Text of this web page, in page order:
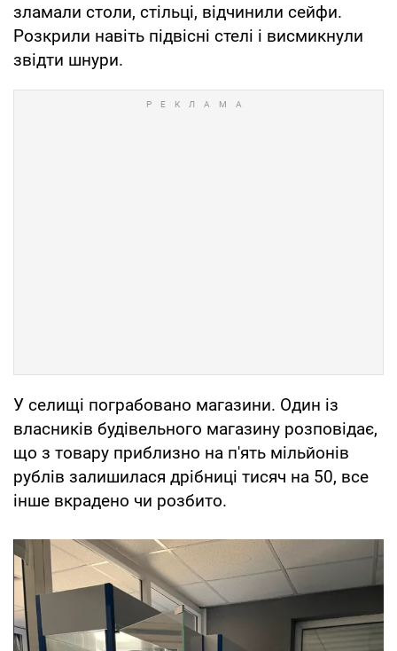
зламали столи, стільці, відчинили сейфи.
Розкрили навіть підвісні стелі і висмикнули
звідти шнури.
У селищі пограбовано магазини. Один із
власників будівельного магазину розповідає,
що з товару приблизно на п'ять мільйонів
рублів залишилася дрібниці тисяч на 50, все
інше вкрадено чи розбито.